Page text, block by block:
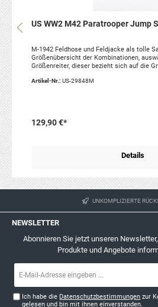
US WW2 M42 Paratrooper Jump
M-1942 Feldhose und Feldjacke als tolle
Größenübersicht der Kombinationen,
Größenreiter, dieser bezieht sich auf die
Hose Gr. W32Jacke Gr. US42, Hose Gr.
Artikel-Nr.: US-29848M
129,90 €*
Details
UNKOMPLIZIERTE
NEWSLETTER
Abonnieren Sie jetzt unseren
Produkte und Angebote
Ich habe die Datenschutzbestimmungen zur
gelesen und bin mit ihnen einverstanden.